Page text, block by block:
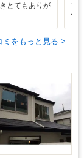
とてもありが
て
て
ミをもっと見る >